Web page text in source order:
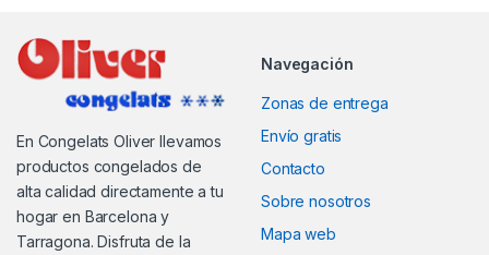
En Congelats Oliver llevamos
productos congelados de
alta calidad directamente a tu
hogar en Barcelona y
Tarragona. Disfruta de la
Navegación
Zonas de entrega
Envío gratis
Contacto
Sobre nosotros
Mapa web